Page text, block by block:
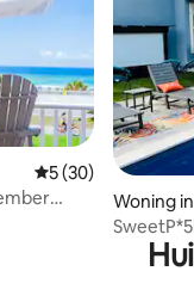
Gemiddelde
5 (30)
Woning